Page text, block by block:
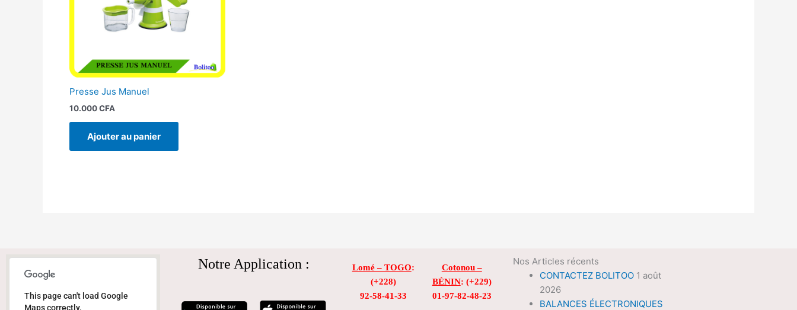
Presse Jus Manuel
10.000CFA
Ajouter au panier
This page can't load Google
Maps correctly.
Notre Application : Lomé – TOGO:
(+228)
92-58-41-33
Cotonou –
BÉNIN: (+229)
01-97-82-48-23
Nos Articles récents
CONTACTEZ BOLITOO 1 août
2026
BALANCES ÉLECTRONIQUES